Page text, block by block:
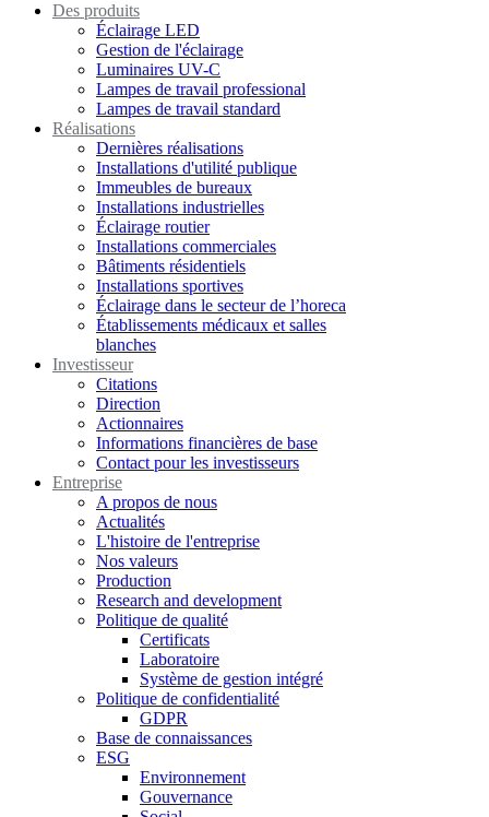
Des produits
Éclairage LED
Gestion de l'éclairage
Luminaires UV-C
Lampes de travail professional
Lampes de travail standard
Réalisations
Dernières réalisations
Installations d'utilité publique
Immeubles de bureaux
Installations industrielles
Éclairage routier
Installations commerciales
Bâtiments résidentiels
Installations sportives
Éclairage dans le secteur de l’horeca
Établissements médicaux et salles
blanches
Investisseur
Citations
Direction
Actionnaires
Informations financières de base
Contact pour les investisseurs
Entreprise
A propos de nous
Actualités
L'histoire de l'entreprise
Nos valeurs
Production
Research and development
Politique de qualité
Certificats
Laboratoire
Système de gestion intégré
Politique de confidentialité
GDPR
Base de connaissances
ESG
Environnement
Gouvernance